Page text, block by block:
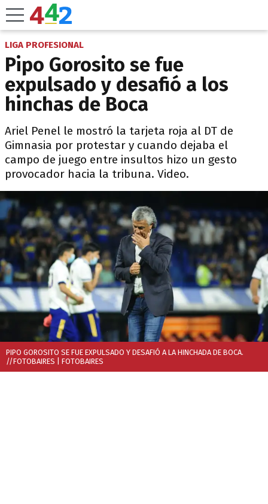
LIGA PROFESIONAL
Pipo Gorosito se fue
expulsado y desafió a los
hinchas de Boca
Ariel Penel le mostró la tarjeta roja al DT de
Gimnasia por protestar y cuando dejaba el
campo de juego entre insultos hizo un gesto
provocador hacia la tribuna. Video.
PIPO GOROSITO SE FUE EXPULSADO Y DESAFIÓ A LA HINCHADA DE BOCA.
//FOTOBAIRES | FOTOBAIRES